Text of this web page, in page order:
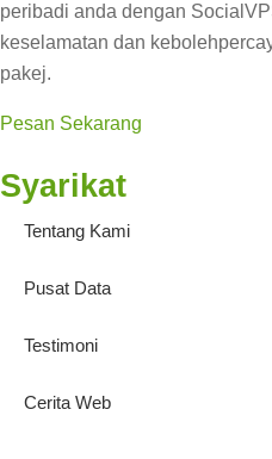
peribadi anda dengan
keselamatan dan
pakej.
Pesan Sekarang
Syarikat
Tentang Kami
Pusat Data
Testimoni
Cerita Web